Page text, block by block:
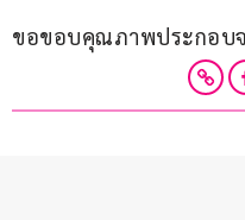
ขอขอบคุณภาพประกอบ